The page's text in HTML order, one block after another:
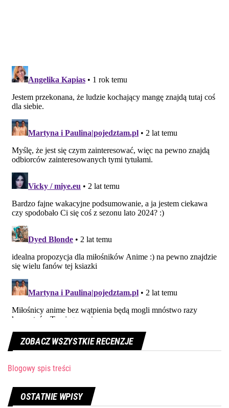
ZOBACZ WSZYSTKIE RECENZJE
Blogowy spis treści
OSTATNIE WPISY